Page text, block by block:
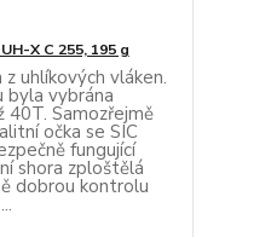
X C 255, 195 g
uhlíkových vláken.
byla vybrána
40T. Samozřejmě
očka se SIC
fungující
shora zploštělá
dobrou kontrolu